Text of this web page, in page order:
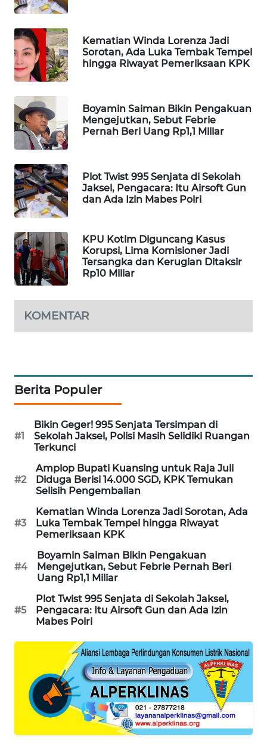
Kematian Winda Lorenza Jadi
Sorotan, Ada Luka Tembak Tempel
hingga Riwayat Pemeriksaan KPK
Boyamin Saiman Bikin Pengakuan
Mengejutkan, Sebut Febrie
Pernah Beri Uang Rp1,1 Miliar
Plot Twist 995 Senjata di Sekolah
Jaksel, Pengacara: Itu Airsoft Gun
dan Ada Izin Mabes Polri
KPU Kotim Diguncang Kasus
Korupsi, Lima Komisioner Jadi
Tersangka dan Kerugian Ditaksir
Rp10 Miliar
KOMENTAR
Berita Populer
#1
Bikin Geger! 995 Senjata Tersimpan di
Sekolah Jaksel, Polisi Masih Selidiki Ruangan
Terkunci
#2
Amplop Bupati Kuansing untuk Raja Juli
Diduga Berisi 14.000 SGD, KPK Temukan
Selisih Pengembalian
#3
Kematian Winda Lorenza Jadi Sorotan, Ada
Luka Tembak Tempel hingga Riwayat
Pemeriksaan KPK
#4
Boyamin Saiman Bikin Pengakuan
Mengejutkan, Sebut Febrie Pernah Beri
Uang Rp1,1 Miliar
#5
Plot Twist 995 Senjata di Sekolah Jaksel,
Pengacara: Itu Airsoft Gun dan Ada Izin
Mabes Polri
ID
MARTABAT
NET
PLN
WATCH
MKLI
LPKKI
LKKI
KOPEKLIN
PORTAL
FORWAMKI
FORJASIDA
TAMBANG
NEWS
SITUNGIR
NEWS
SIDIKALANG
NEWS
SIBARAGAS
NEWS
METRO
SIANTAR
NEWS
NEWS
METRO
JAKARTA
NEWS